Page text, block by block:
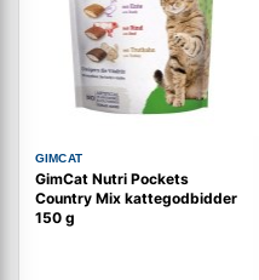
GIMCAT
GimCat Nutri Pockets
Country Mix kattegodbidder
150 g